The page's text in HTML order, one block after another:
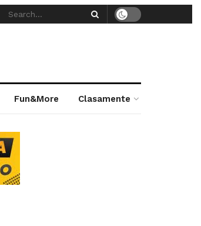
Fun&More Clasamente